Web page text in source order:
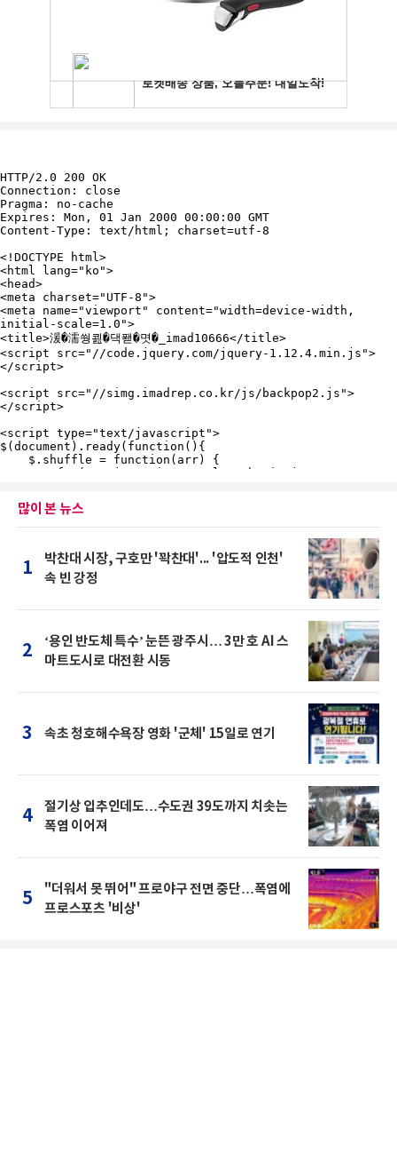
많이 본 뉴스
1
박찬대 시장, 구호만 '꽉찬대'... '압도적 인천'
속 빈 강정
2
‘용인 반도체 특수’ 눈뜬 광주시… 3만 호 AI 스
마트도시로 대전환 시동
3 속초 청호해수욕장 영화 '군체' 15일로 연기
4
절기상 입추인데도…수도권 39도까지 치솟는
폭염 이어져
5
"더워서 못 뛰어" 프로야구 전면 중단…폭염에
프로스포츠 '비상'